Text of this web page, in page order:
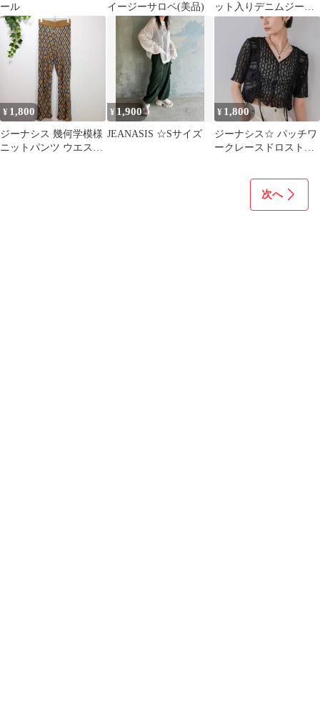
ール
イージーサロペ(美品)
ット入りデニムジーン
ズ M
¥ 1,800
ジーナシス 幾何学模様
ニットパンツ ウエスト
¥ 1,900
JEANASIS ☆Sサイズ
¥ 1,800
ジーナシス☆ パッチワ
ークレースドロストブ
次へ